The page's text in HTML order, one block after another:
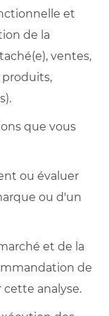
et
de la
ventes,
que vous
ou évaluer
ou d'un
et de la
de
cette analyse.